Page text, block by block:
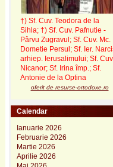
†) Sf. Cuv. Teodora de la
Sihla; †) Sf. Cuv. Pafnutie -
Pârvu Zugravul; Sf. Cuv. Mc.
Dometie Persul; Sf. Ier.
arhiep. Ierusalimului; Sf.
Nicanor; Sf. Irina împ.; Sf.
Antonie de la Optina
oferit de resurse-ortodoxe.ro
Calendar
Ianuarie 2026
Februarie 2026
Martie 2026
Aprilie 2026